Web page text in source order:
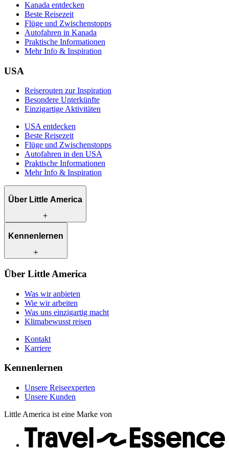
Kanada entdecken
Beste Reisezeit
Flüge und Zwischenstopps
Autofahren in Kanada
Praktische Informationen
Mehr Info & Inspiration
USA
Reiserouten zur Inspiration
Besondere Unterkünfte
Einzigartige Aktivitäten
USA entdecken
Beste Reisezeit
Flüge und Zwischenstopps
Autofahren in den USA
Praktische Informationen
Mehr Info & Inspiration
Über Little America
Was wir anbieten
Was uns einzigartig macht
Kontakt
Karriere
Kennenlernen
Unsere Reiseexperten
Über Little America
Was wir anbieten
Wie wir arbeiten
Was uns einzigartig macht
Klimabewusst reisen
Kontakt
Karriere
Kennenlernen
Unsere Reiseexperten
Unsere Kunden
Little America ist eine Marke von